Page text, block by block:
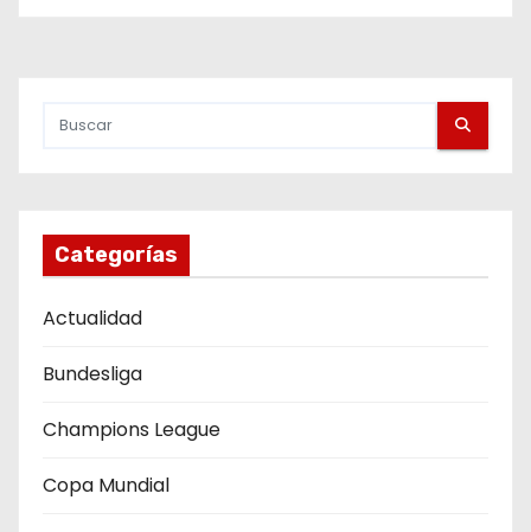
i
c
i
ó
n
d
Categorías
Actualidad
Bundesliga
Champions League
Copa Mundial